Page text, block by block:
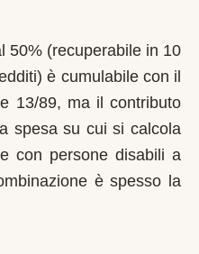
50% (recuperabile in 10
è cumulabile con il
13/89, ma il contributo
spesa su cui si calcola
con persone disabili a
è spesso la